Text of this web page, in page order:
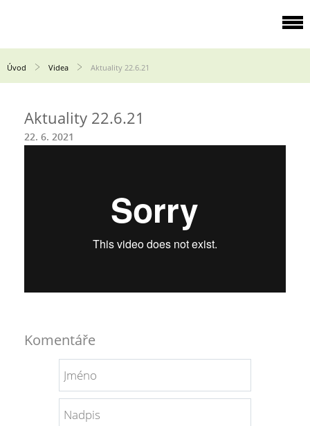
Úvod Videa Aktuality 22.6.21
Aktuality 22.6.21
22. 6. 2021
Komentáře